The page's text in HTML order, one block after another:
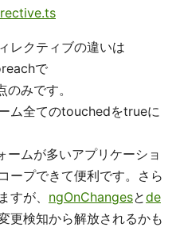
レクティブの違いは
で
のみです。
ム全てのtouchedをtrueに
ームが多いアプリケーショ
ープできて便利です。さら
すが、 ngOnChangesとde
更検知から解放されるかも